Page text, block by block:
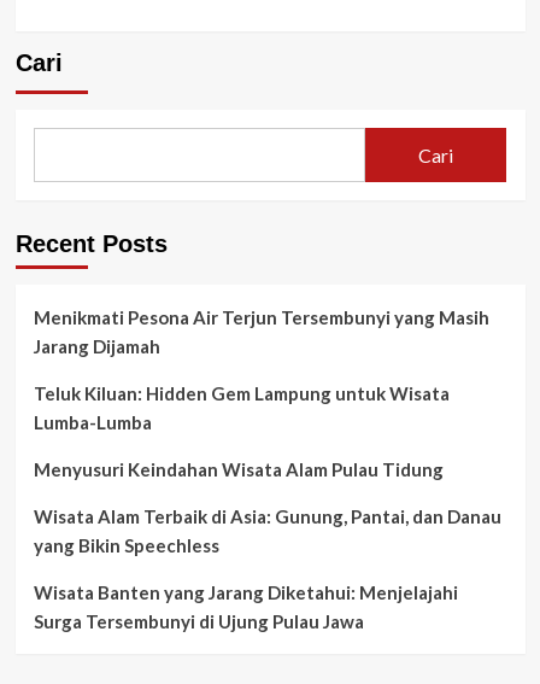
Cari
Cari
Recent Posts
Menikmati Pesona Air Terjun Tersembunyi yang Masih
Jarang Dijamah
Teluk Kiluan: Hidden Gem Lampung untuk Wisata
Lumba-Lumba
Menyusuri Keindahan Wisata Alam Pulau Tidung
Wisata Alam Terbaik di Asia: Gunung, Pantai, dan Danau
yang Bikin Speechless
Wisata Banten yang Jarang Diketahui: Menjelajahi
Surga Tersembunyi di Ujung Pulau Jawa